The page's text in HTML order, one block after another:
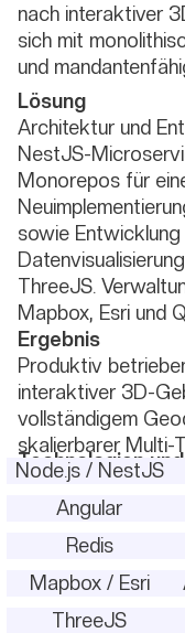
nach interaktiver
sich mit
und
Lösung
Architektur und
NestJS-
Monorepos für
sowie
ThreeJS.
Mapbox, Esri und
Ergebnis
Produktiv
interaktiver 3D-
vollständigem
skalierbarer Multi-
Technologien
Node.js / NestJS
Angular
Redis
Mapbox / Esri
ThreeJS